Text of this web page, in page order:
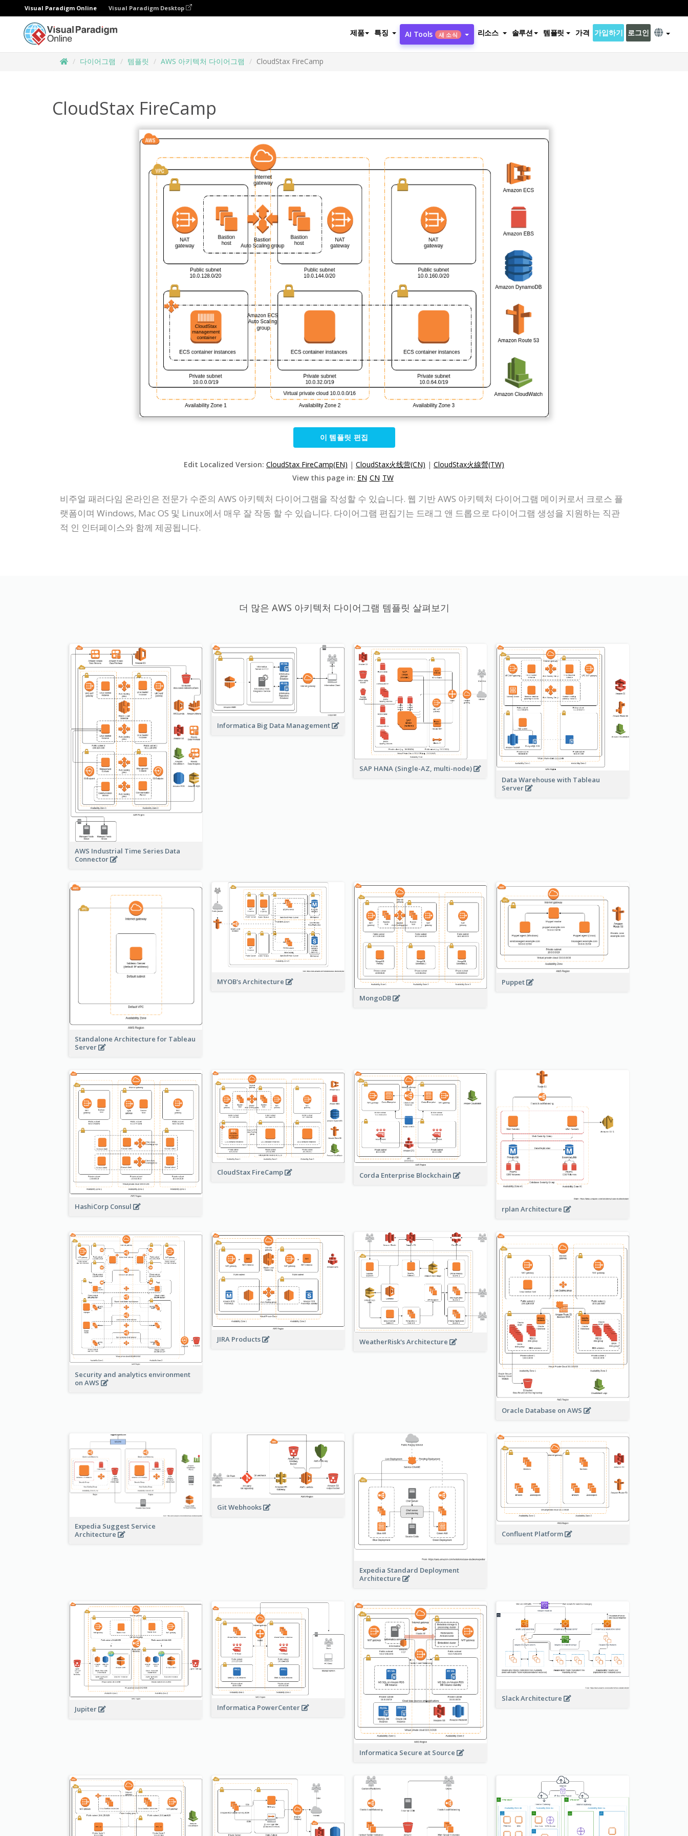
Visual Paradigm Online Visual Paradigm Desktop
제품 특징 AI Tools 새 소식 리소스 솔루션 템플릿 가격 가입하기 로그인
다이어그램 템플릿 AWS 아키텍처 다이어그램 CloudStax FireCamp
CloudStax FireCamp
이 템플릿 편집
Edit Localized Version: CloudStax FireCamp(EN) | CloudStax火线营(CN) | CloudStax火線營(TW)
View this page in: EN CN TW
비주얼 패러다임 온라인은 전문가 수준의 AWS 아키텍처 다이어그램을 작성할 수 있습니다. 웹 기반 AWS 아키텍처 다이어그램 메이커로서 크로스 플
랫폼이며 Windows, Mac OS 및 Linux에서 매우 잘 작동 할 수 있습니다. 다이어그램 편집기는 드래그 앤 드롭으로 다이어그램 생성을 지원하는 직관
적 인 인터페이스와 함께 제공됩니다.
더 많은 AWS 아키텍처 다이어그램 템플릿 살펴보기
AWS Industrial Time Series Data
Connector
Informatica Big Data Management
SAP HANA (Single-AZ, multi-node)
Data Warehouse with Tableau
Server
Standalone Architecture for Tableau
Server
MYOB's Architecture
MongoDB
Puppet
HashiCorp Consul
CloudStax FireCamp Corda Enterprise Blockchain
rplan Architecture
Security and analytics environment
on AWS
JIRA Products WeatherRisk's Architecture
Oracle Database on AWS
Expedia Suggest Service
Architecture
Git Webhooks
Expedia Standard Deployment
Architecture
Confluent Platform
Jupiter Informatica PowerCenter
Informatica Secure at Source
Slack Architecture